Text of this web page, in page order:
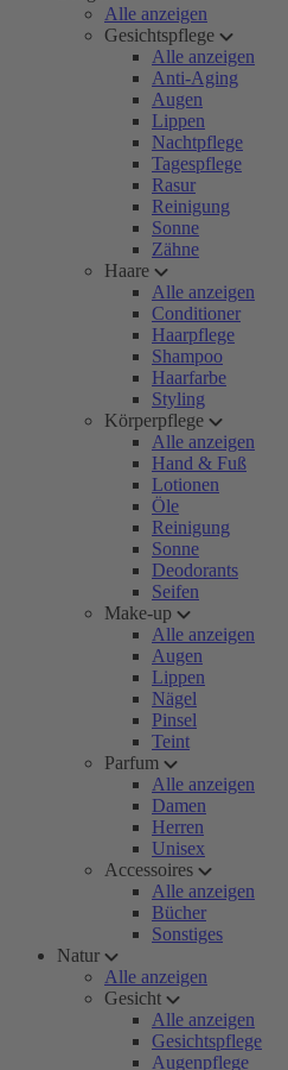
Alle anzeigen
Gesichtspflege
Alle anzeigen
Anti-Aging
Augen
Lippen
Nachtpflege
Tagespflege
Rasur
Reinigung
Sonne
Zähne
Haare
Alle anzeigen
Conditioner
Haarpflege
Shampoo
Haarfarbe
Styling
Körperpflege
Alle anzeigen
Hand & Fuß
Lotionen
Öle
Reinigung
Sonne
Deodorants
Seifen
Make-up
Alle anzeigen
Augen
Lippen
Nägel
Pinsel
Teint
Parfum
Alle anzeigen
Damen
Herren
Unisex
Accessoires
Alle anzeigen
Bücher
Sonstiges
Natur
Alle anzeigen
Gesicht
Alle anzeigen
Gesichtspflege
Augenpflege